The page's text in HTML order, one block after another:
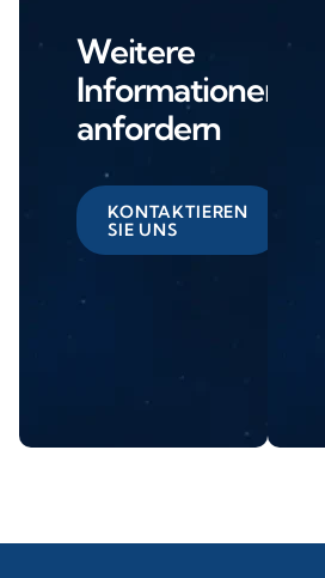
Weitere
Informationen
anfordern
KONTAKTIEREN
SIE UNS